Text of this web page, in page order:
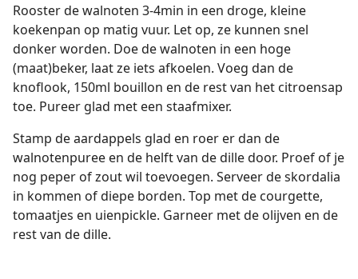
Rooster de walnoten 3-4min in een droge, kleine
koekenpan op matig vuur. Let op, ze kunnen snel
donker worden. Doe de walnoten in een hoge
(maat)beker, laat ze iets afkoelen. Voeg dan de
knoflook, 150ml bouillon en de rest van het citroensap
toe. Pureer glad met een staafmixer.
Stamp de aardappels glad en roer er dan de
walnotenpuree en de helft van de dille door. Proef of je
nog peper of zout wil toevoegen. Serveer de skordalia
in kommen of diepe borden. Top met de courgette,
tomaatjes en uienpickle. Garneer met de olijven en de
rest van de dille.